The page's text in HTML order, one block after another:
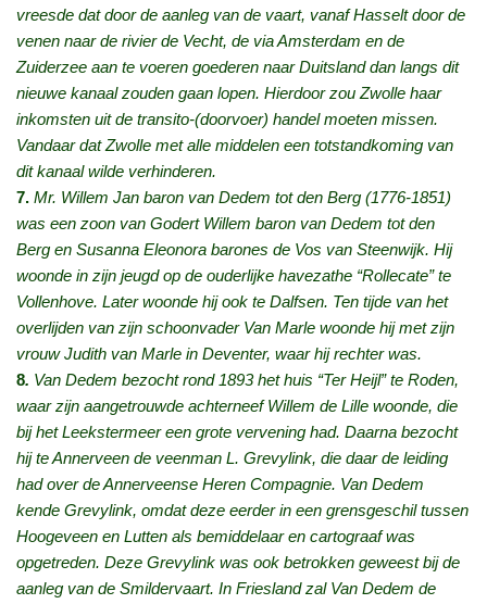
vreesde dat door de aanleg van de vaart, vanaf Hasselt door de
venen naar de rivier de Vecht, de via Amsterdam en de
Zuiderzee aan te voeren goederen naar Duitsland dan langs dit
nieuwe kanaal zouden gaan lopen. Hierdoor zou Zwolle haar
inkomsten uit de transito-(doorvoer) handel moeten missen.
Vandaar dat Zwolle met alle middelen een totstandkoming van
dit kanaal wilde verhinderen.
7. Mr. Willem Jan baron van Dedem tot den Berg (1776-1851)
was een zoon van Godert Willem baron van Dedem tot den
Berg en Susanna Eleonora barones de Vos van Steenwijk. Hij
woonde in zijn jeugd op de ouderlijke havezathe “Rollecate” te
Vollenhove. Later woonde hij ook te Dalfsen. Ten tijde van het
overlijden van zijn schoonvader Van Marle woonde hij met zijn
vrouw Judith van Marle in Deventer, waar hij rechter was.
8. Van Dedem bezocht rond 1893 het huis “Ter Heijl” te Roden,
waar zijn aangetrouwde achterneef Willem de Lille woonde, die
bij het Leekstermeer een grote vervening had. Daarna bezocht
hij te Annerveen de veenman L. Grevylink, die daar de leiding
had over de Annerveense Heren Compagnie. Van Dedem
kende Grevylink, omdat deze eerder in een grensgeschil tussen
Hoogeveen en Lutten als bemiddelaar en cartograaf was
opgetreden. Deze Grevylink was ook betrokken geweest bij de
aanleg van de Smildervaart. In Friesland zal Van Dedem de